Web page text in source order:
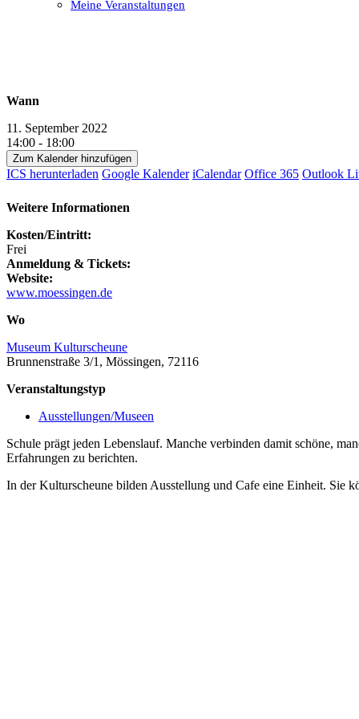
Meine Veranstaltungen
Wann
11. September 2022
14:00 - 18:00
Zum Kalender hinzufügen
ICS herunterladen Google Kalender iCalendar Office 365 Outlook
Weitere Informationen
Kosten/Eintritt:
Frei
Anmeldung & Tickets:
Website:
www.moessingen.de
Wo
Museum Kulturscheune
Brunnenstraße 3/1, Mössingen, 72116
Veranstaltungstyp
Ausstellungen/Museen
Schule prägt jeden Lebenslauf. Manche verbinden damit schöne,
Erfahrungen zu berichten.
In der Kulturscheune bilden Ausstellung und Cafe eine Einheit. Sie